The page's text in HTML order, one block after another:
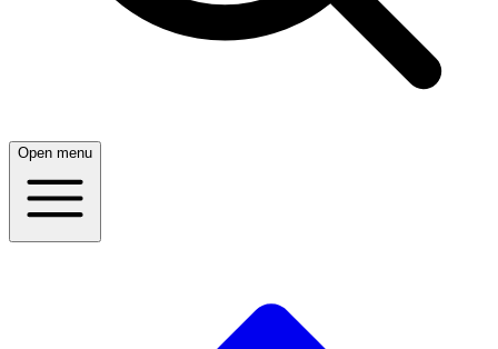
Open menu